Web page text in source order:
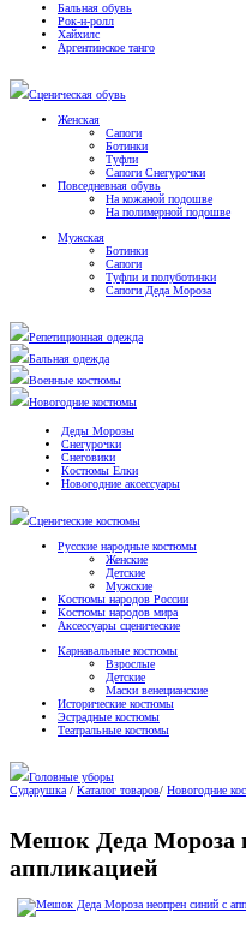
Бальная обувь
Рок-н-ролл
Хайхилс
Аргентинское танго
Сценическая обувь
Женская
Сапоги
Ботинки
Туфли
Сапоги Снегурочки
Повседневная обувь
На кожаной подошве
На полимерной подошве
Мужская
Ботинки
Сапоги
Туфли и полуботинки
Сапоги Деда Мороза
Репетиционная одежда
Бальная одежда
Военные костюмы
Новогодние костюмы
Деды Морозы
Снегурочки
Снеговики
Костюмы Елки
Новогодние аксессуары
Сценические костюмы
Русские народные костюмы
Женские
Детские
Мужские
Костюмы народов России
Костюмы народов мира
Аксессуары сценические
Карнавальные костюмы
Взрослые
Детские
Маски венецианские
Исторические костюмы
Эстрадные костюмы
Театральные костюмы
Головные уборы
Сударушка / Каталог товаров/ Новогодние
Мешок Деда Мороза
аппликацией